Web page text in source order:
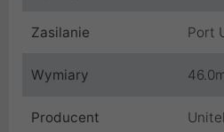
Zasilanie Port
Wymiary
Producent